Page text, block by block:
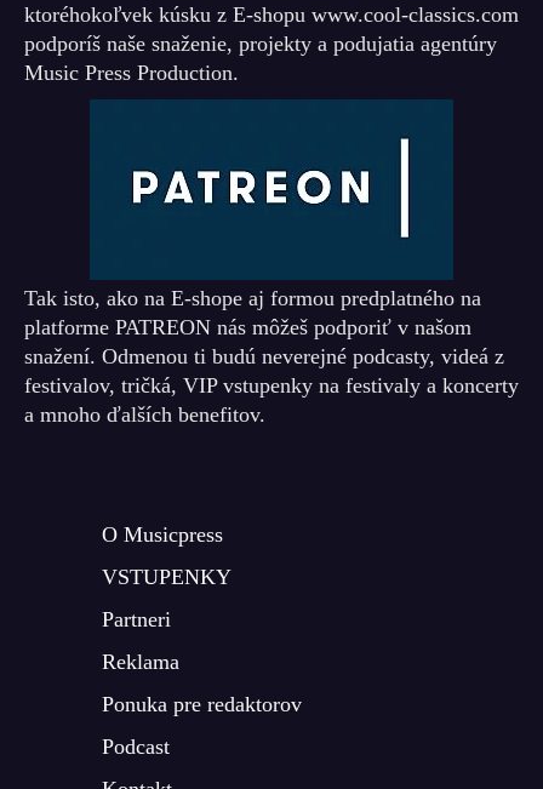
ktoréhokoľvek kúsku z E-shopu www.cool-classics.com
podporíš naše snaženie, projekty a podujatia agentúry
Music Press Production.
Tak isto, ako na E-shope aj formou predplatného na
platforme PATREON nás môžeš podporiť v našom
snažení. Odmenou ti budú neverejné podcasty, videá z
festivalov, tričká, VIP vstupenky na festivaly a koncerty
a mnoho ďalších benefitov.
O Musicpress
VSTUPENKY
Partneri
Reklama
Ponuka pre redaktorov
Podcast